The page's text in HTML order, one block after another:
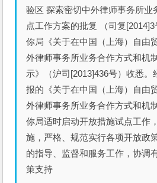
验区 探索密切中外律师事务所业
点工作方案的批复 （司复[2014]3
你局《关于在中国（上海）自由
外律师事务所业务合作方式和机
示》（沪司[2013]436号）收悉。
报的《关于在中国（上海）自由
外律师事务所业务合作方式和机
你局适时启动开放措施试点工作
施，严格、规范实行各项开放政
的指导、监督和服务工作，协调
策支持